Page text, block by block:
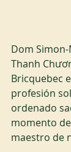
Dom
Thanh
Bricquebec
profesión
ordenado
momento
maestro de